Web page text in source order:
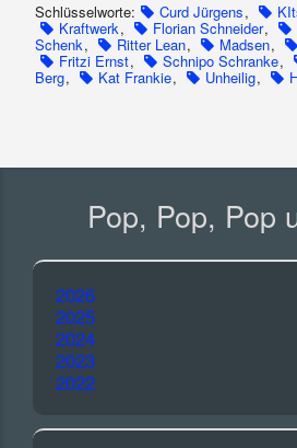
Schlüsselworte: Curd Jürgens,
Kraftwerk, Florian Schneider,
Schenk, Ritter Lean, Madsen,
Fritzi Ernst, Schnipo Schranke,
Berg, Kat Frankie, Unheilig,
Pop, Pop, Pop
2026
2025
2024
2023
2022